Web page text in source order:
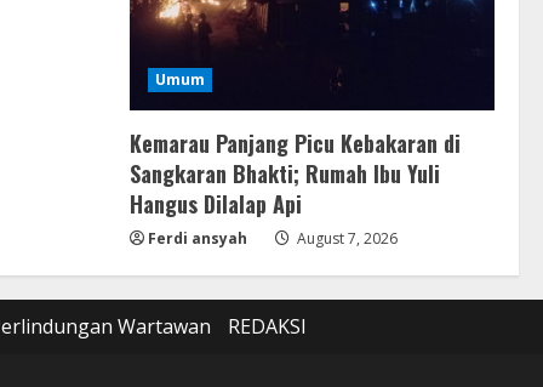
Umum
Kemarau Panjang Picu Kebakaran di
Sangkaran Bhakti; Rumah Ibu Yuli
Hangus Dilalap Api
Ferdi ansyah August 7, 2026
Wartawan REDAKSI